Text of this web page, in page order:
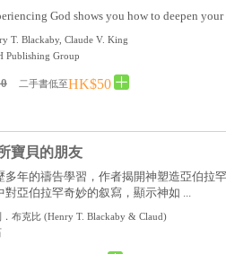
God shows you how to deepen your
T. Blackaby, Claude V. King
Publishing Group
二手書低至HK$50
寶貝的朋友
多年的禱告學習，作者揭開神塑造亞伯拉
對亞伯拉罕奇妙的叙寫，顯示神如 ...
．布克比 (Henry T. Blackaby & Claud)